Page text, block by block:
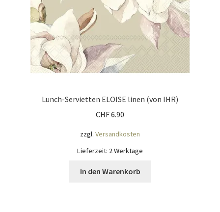
Lunch-Servietten ELOISE linen (von IHR)
CHF6.90
zzgl. Versandkosten
Lieferzeit: 2 Werktage
In den Warenkorb